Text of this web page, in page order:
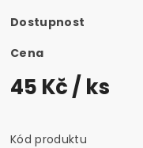
Dostupnost
Cena
45 Kč/ ks
Kód produktu